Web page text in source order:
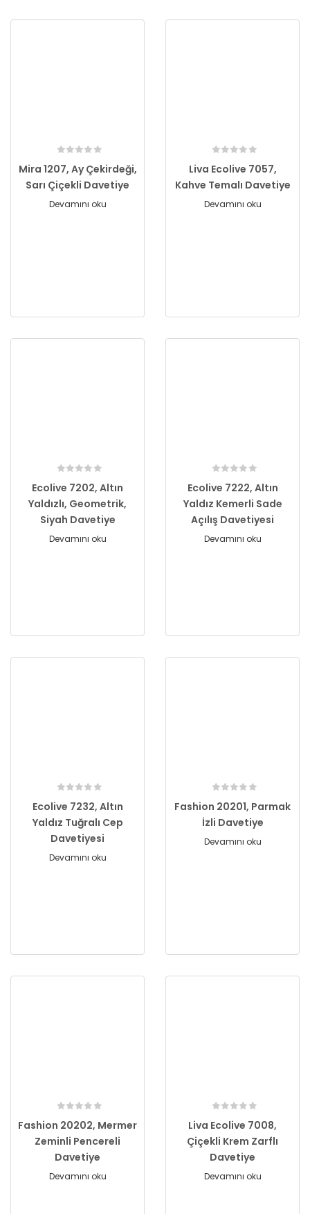
Mira 1207, Ay Çekirdeği,
Sarı Çiçekli Davetiye
Devamını oku
Liva Ecolive 7057,
Kahve Temalı Davetiye
Devamını oku
Ecolive 7202, Altın
Yaldızlı, Geometrik,
Siyah Davetiye
Devamını oku
Ecolive 7222, Altın
Yaldız Kemerli Sade
Açılış Davetiyesi
Devamını oku
Ecolive 7232, Altın
Yaldız Tuğralı Cep
Davetiyesi
Devamını oku
Fashion 20201, Parmak
İzli Davetiye
Devamını oku
Fashion 20202, Mermer
Zeminli Pencereli
Davetiye
Devamını oku
Liva Ecolive 7008,
Çiçekli Krem Zarflı
Davetiye
Devamını oku